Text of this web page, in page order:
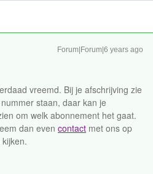
Forum|Forum|6 years ago
vreemd. Bij je afschrijving zie
staan, daar kan je
om welk abonnement het gaat.
dan even contact met ons op